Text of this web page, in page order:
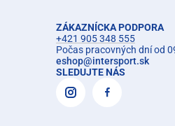
ZÁKAZNÍCKA PODPORA
+421 905 348 555
Počas pracovných dní od
eshop@intersport.sk
SLEDUJTE NÁS